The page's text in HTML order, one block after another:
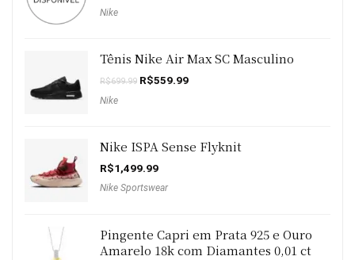
Nike
Tênis Nike Air Max SC Masculino
R$699.99 O
R$559.99O
Nike
Nike ISPA Sense Flyknit
R$1,499.99
Nike Sportswear
Pingente Capri em Prata 925 e Ouro
Amarelo 18k com Diamantes 0,01 ct